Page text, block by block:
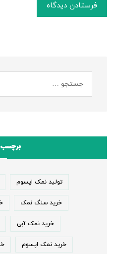
فرستادن دیدگاه
برچسب
تولید نمک اپسوم
خرید سنگ نمک
خرید نمک آبی
خرید نمک اپسوم